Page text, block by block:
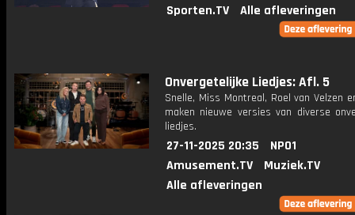
Sporten.TV
Alle afleveringen
Onvergetelijke Liedjes: Afl. 5
Snelle, Miss Montreal, Roel van Velzen
maken nieuwe versies van diverse
liedjes.
27-11-2025 20:35
NPO1
Amusement.TV
Muziek.TV
Alle afleveringen